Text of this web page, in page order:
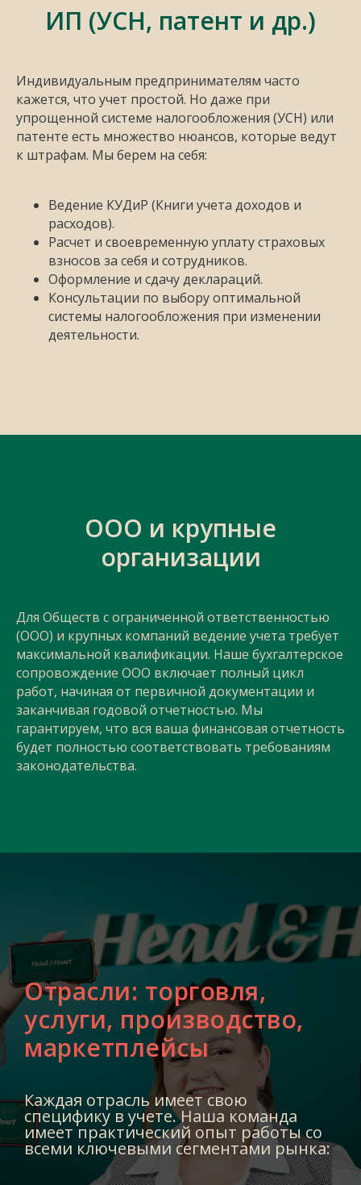
ИП (УСН, патент и др.)
Индивидуальным предпринимателям часто
кажется, что учет простой. Но даже при
упрощенной системе налогообложения (УСН) или
патенте есть множество нюансов, которые ведут
к штрафам. Мы берем на себя:
Ведение КУДиР (Книги учета доходов и
расходов).
Расчет и своевременную уплату страховых
взносов за себя и сотрудников.
Оформление и сдачу деклараций.
Консультации по выбору оптимальной
системы налогообложения при изменении
деятельности.
ООО и крупные
организации
Для Обществ с ограниченной ответственностью
(ООО) и крупных компаний ведение учета требует
максимальной квалификации. Наше бухгалтерское
сопровождение ООО включает полный цикл
работ, начиная от первичной документации и
заканчивая годовой отчетностью. Мы
гарантируем, что вся ваша финансовая отчетность
будет полностью соответствовать требованиям
законодательства.
Отрасли: торговля,
услуги, производство,
маркетплейсы
Каждая отрасль имеет свою
специфику в учете. Наша команда
имеет практический опыт работы со
всеми ключевыми сегментами рынка: